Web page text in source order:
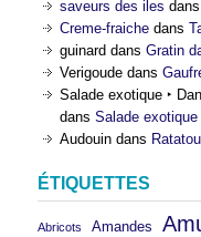
saveurs des iles dans
Creme-fraiche dans
guinard dans Gratin
Verigoude dans
Salade exotique ‣
dans Salade exotique
Audouin dans
ÉTIQUETTES
Abricots Amandes